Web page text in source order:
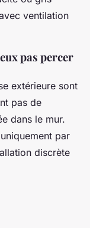
ventilation
pas percer
extérieure sont
pas de
dans le mur.
par
discrète